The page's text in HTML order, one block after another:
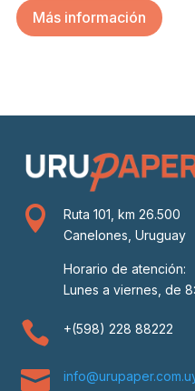
Más información

Ruta 101, km 26.500
Canelones, Uruguay
Horario de atención:
Lunes a viernes, de
 +(598) 228 88222
